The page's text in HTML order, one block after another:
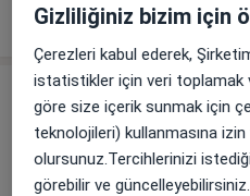
Randevu talep et
Gizliliğiniz bizim için
Çerezleri kabul ederek,
istatistikler için veri toplamak
göre size içerik sunmak için
teknolojileri) kullanmasına
olursunuz.Tercihlerinizi
görebilir ve